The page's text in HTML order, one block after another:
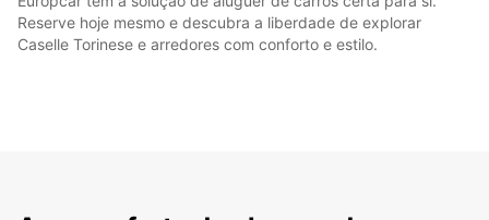
Reserve hoje mesmo e descubra a liberdade de explorar
Caselle Torinese e arredores com conforto e estilo.